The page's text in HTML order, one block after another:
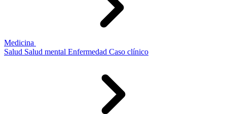
Medicina
Salud Salud mental Enfermedad Caso clínico